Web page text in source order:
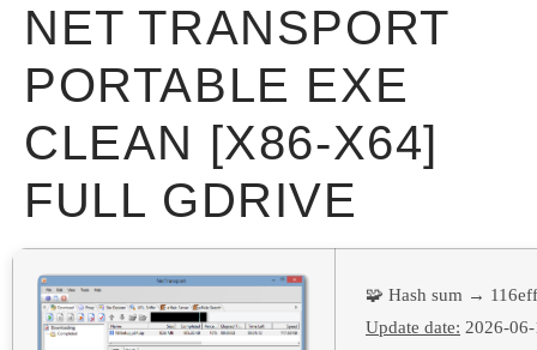
NET TRANSPORT
PORTABLE EXE
CLEAN [X86-X64]
FULL GDRIVE
🧩 Hash sum →
Update date: 2026-